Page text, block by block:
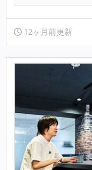
12ヶ月前更新